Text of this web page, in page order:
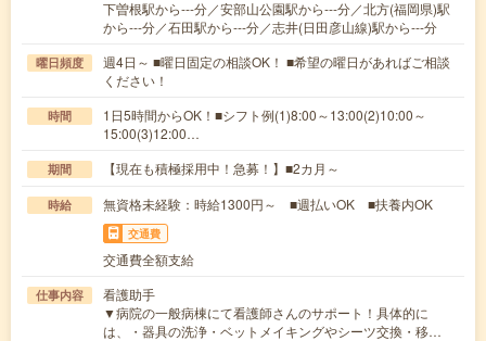
下曽根駅から---分／安部山公園駅から---分／北方(福岡県)駅
から---分／石田駅から---分／志井(日田彦山線)駅から---分
曜日頻度
週4日～ ■曜日固定の相談OK！ ■希望の曜日があればご相談
ください！
時間
1日5時間からOK！■シフト例(1)8:00～13:00(2)10:00～
15:00(3)12:00…
期間 【現在も積極採用中！急募！】■2カ月～
時給 無資格未経験：時給1300円～ ■週払いOK ■扶養内OK
交通費
交通費全額支給
仕事内容
看護助手
▼病院の一般病棟にて看護師さんのサポート！具体的に
は、・器具の洗浄・ベットメイキングやシーツ交換・移…